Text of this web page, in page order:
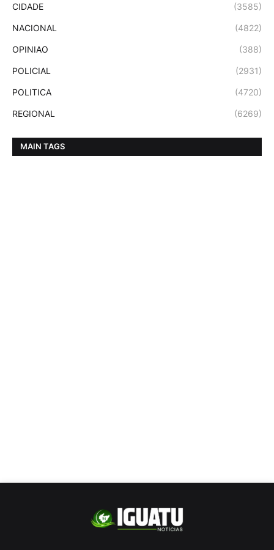
CIDADE (3585)
NACIONAL (4822)
OPINIAO (388)
POLICIAL (2931)
POLITICA (4720)
REGIONAL (6269)
MAIN TAGS